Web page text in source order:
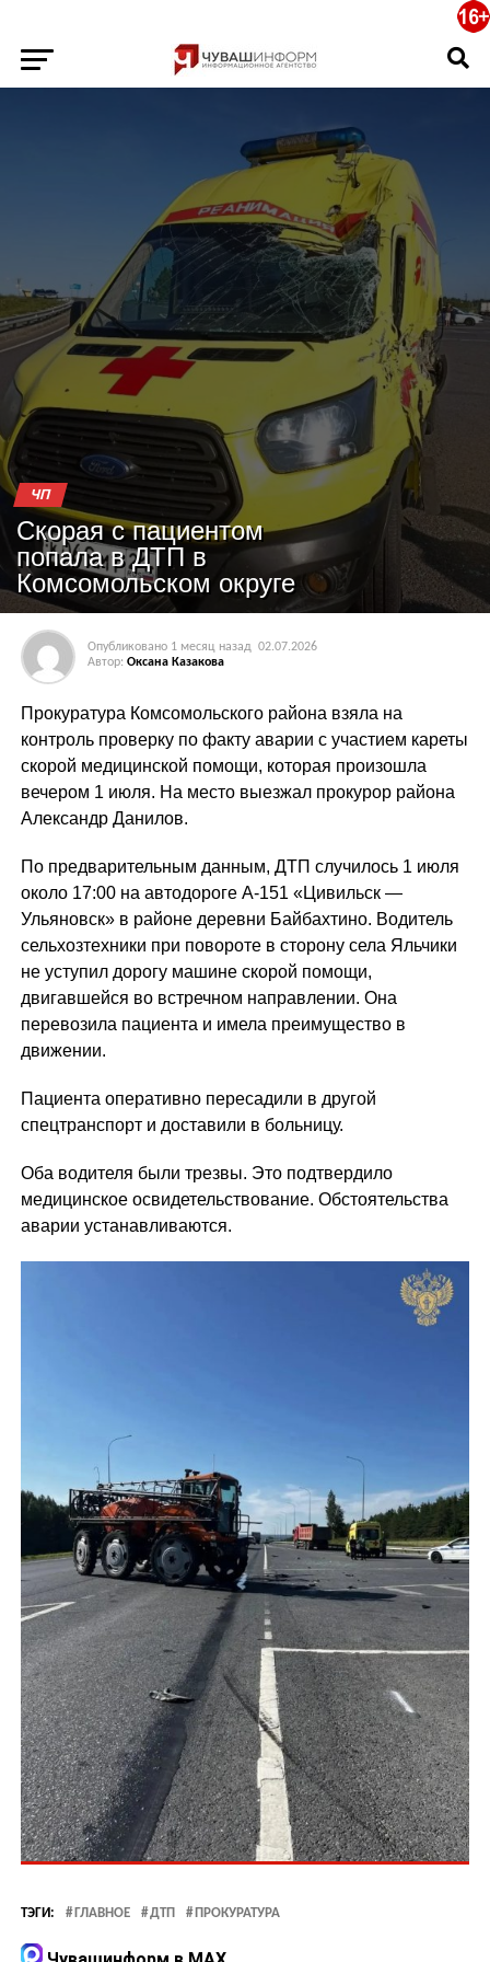
ЧП
Скорая с пациентом
попала в ДТП в
Комсомольском округе
Опубликовано 1 месяц назад 02.07.2026
Автор: Оксана Казакова
Прокуратура Комсомольского района взяла на
контроль проверку по факту аварии с участием кареты
скорой медицинской помощи, которая произошла
вечером 1 июля. На место выезжал прокурор района
Александр Данилов.
По предварительным данным, ДТП случилось 1 июля
около 17:00 на автодороге А-151 «Цивильск —
Ульяновск» в районе деревни Байбахтино. Водитель
сельхозтехники при повороте в сторону села Яльчики
не уступил дорогу машине скорой помощи,
двигавшейся во встречном направлении. Она
перевозила пациента и имела преимущество в
движении.
Пациента оперативно пересадили в другой
спецтранспорт и доставили в больницу.
Оба водителя были трезвы. Это подтвердило
медицинское освидетельствование. Обстоятельства
аварии устанавливаются.
ТЭГИ: ГЛАВНОЕ ДТП ПРОКУРАТУРА